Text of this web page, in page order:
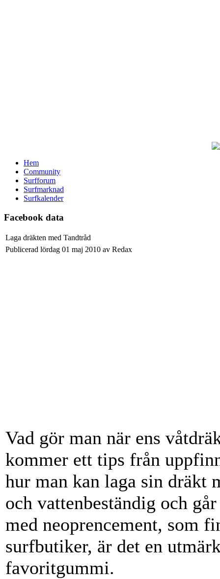
Hem
Community
Surfforum
Surfmarknad
Surfkalender
Facebook data
Laga dräkten med Tandtråd
Publicerad lördag 01 maj 2010 av Redax
Vad gör man när ens
kommer ett tips från
hur man kan laga sin dräkt
och vattenbeständig och
med neoprencement, som
surfbutiker, är det en
favoritgummi.